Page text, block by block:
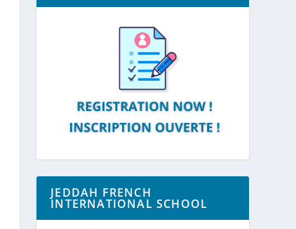
JEDDAH FRENCH
INTERNATIONAL SCHOOL